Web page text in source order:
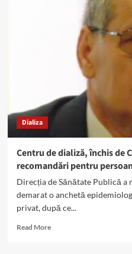
Nefrologie
Dializa
Centru de dializă, închis de
recomandări pentru
Direcția de Sănătate Publică
demarat o anchetă
privat, după ce...
Read MoreRead